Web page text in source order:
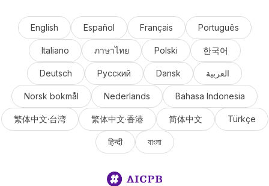
English Español Français Português
Italiano ภาษาไทย Polski 한국어
Deutsch Русский Dansk العربية
Norsk bokmål Nederlands Bahasa Indonesia
繁体中文·台湾 繁体中文·香港 简体中文 Türkçe
हिन्दी বাংলা